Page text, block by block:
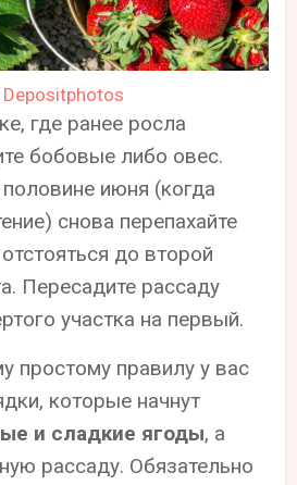
где ранее росла
бобовые либо овес.
июня (когда
снова перепахайте
до второй
Пересадите рассаду
участка на первый.
простому правилу у вас
которые начнут
и сладкие ягоды, а
рассаду. Обязательно